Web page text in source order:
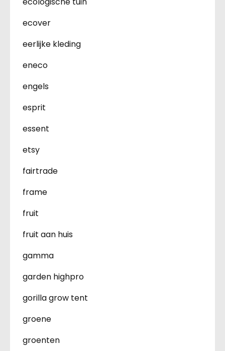
ecover
eerlijke kleding
eneco
engels
esprit
essent
etsy
fairtrade
frame
fruit
fruit aan huis
gamma
garden highpro
gorilla grow tent
groene
groenten